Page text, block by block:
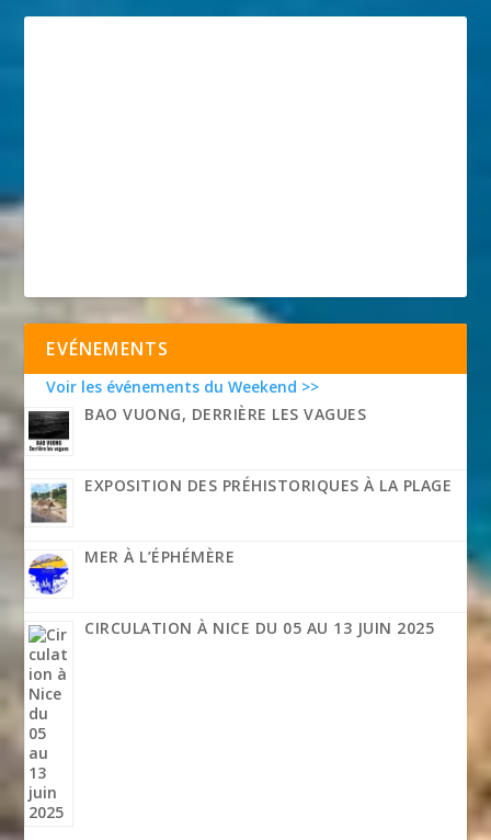
EVÉNEMENTS
Voir les événements du Weekend >>
BAO VUONG, DERRIÈRE LES VAGUES
EXPOSITION DES PRÉHISTORIQUES À LA PLAGE
MER À L’ÉPHÉMÈRE
CIRCULATION À NICE DU 05 AU 13 JUIN 2025